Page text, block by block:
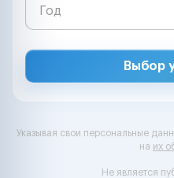
Выбор
Указывая свои персональные
на их
Не является